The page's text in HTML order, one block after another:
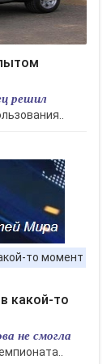
решил
не смогла